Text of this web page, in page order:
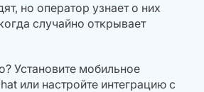
но оператор узнает о них
случайно открывает
Установите мобильное
или настройте интеграцию с